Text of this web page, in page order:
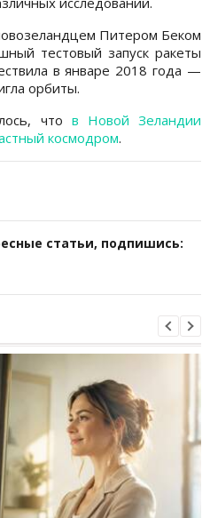
Питером Беком
тестовый запуск ракеты
в январе 2018 года —
орбиты.
что в Новой Зеландии
космодром.
статьи, подпишись: